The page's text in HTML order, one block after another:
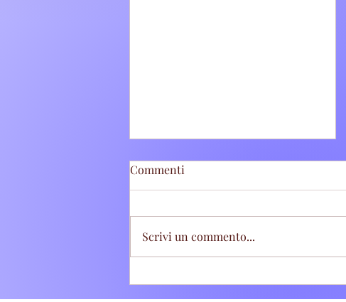
abbandoni di rifiuti, sette
Commenti
Scrivi un commento...